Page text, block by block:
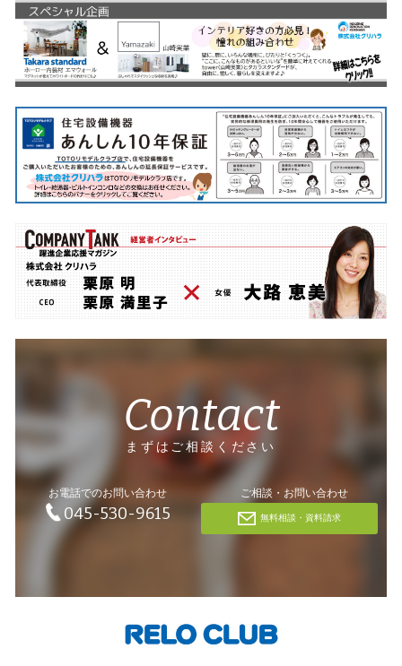
Contact
まずはご相談ください
お電話でのお問い合わせ
045-530-9615
ご相談・お問い合わせ
無料相談・資料請求